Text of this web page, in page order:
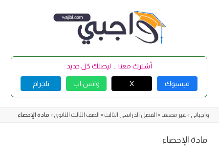
أشترك معنا ... ليصلك كل جديد
فيسبوك X واتس اب تلجرام
واجباتي » غير مصنف » الفصل الدراسي الثالث » الصف الثالث الثانوي » مادة الإحصاء
مادة الإحصاء